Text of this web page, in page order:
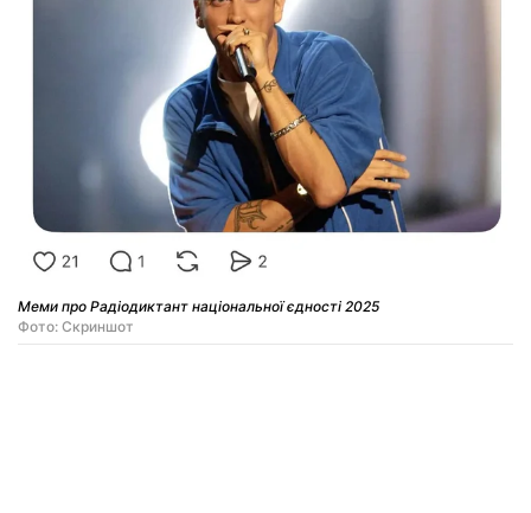
Меми про Радіодиктант національної єдності 2025
Фото: Скриншот